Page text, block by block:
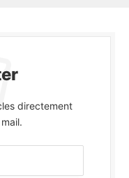
directement